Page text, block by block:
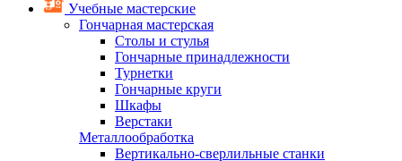
Учебные мастерские
Гончарная мастерская
Столы и стулья
Гончарные принадлежности
Турнетки
Гончарные круги
Шкафы
Верстаки
Металлообработка
Вертикально-сверлильные станки